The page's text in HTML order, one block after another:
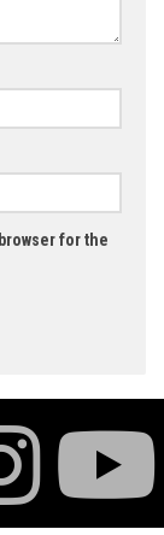
for the